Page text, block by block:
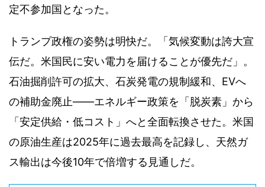
定不参加国となった。
トランプ政権の姿勢は明快だ。「気候変動は誇大宣
伝だ。米国民に安い電力を届けることが優先だ」。
石油掘削許可の拡大、石炭発電の規制緩和、EVへ
の補助金廃止——エネルギー政策を「脱炭素」から
「安定供給・低コスト」へと全面転換させた。米国
の原油生産は2025年に過去最高を記録し、天然ガ
ス輸出は今後10年で倍増する見通しだ。